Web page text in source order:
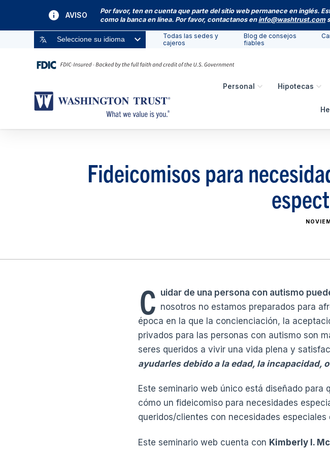
AVISO
Por favor, ten en cuenta que parte del sitio web permanece en inglés.
como la banca en línea. Por favor, contactanos en info@washtrust.com
Seleccione su idioma
Todas las sedes y
cajeros
Blog de consejos
fiables
Personal Hipotecas
Fideicomisos para
C uidar de una persona con autismo
nosotros no estamos preparados para
época en la que la concienciación, la
privados para las personas con autismo son
seres queridos a vivir una vida plena y
ayudarles debido a la edad, la incapacidad,
Este seminario web único está diseñado
cómo un fideicomiso para necesidades
queridos/clientes con necesidades especiales
Este seminario web cuenta con Kimberly I.